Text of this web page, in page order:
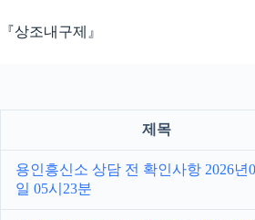
문『상조내구제』
제목
용인흥신소 상담 전 확인사항 2026년
일 05시23분